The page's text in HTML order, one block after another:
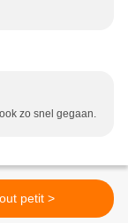
zo snel gegaan.
tout petit >